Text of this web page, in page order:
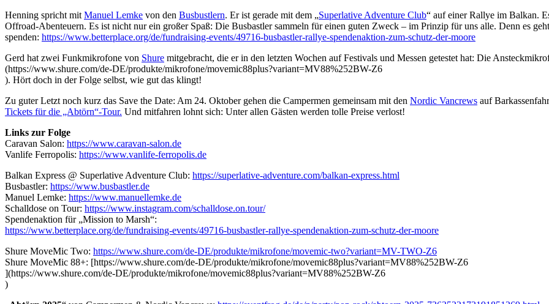
Henning spricht mit Manuel Lemke von den Busbustlern. Er ist gerade mit dem „Superlative Adventure Club“ auf einer Rallye im Balkan.
Offroad-Abenteuern. Es ist nicht nur ein großer Spaß: Die Busbastler sammeln für einen guten Zweck – im Prinzip für uns alle. Denn es
spenden: https://www.betterplace.org/de/fundraising-events/49716-busbastler-rallye-spendenaktion-zum-schutz-der-moore
Gerd hat zwei Funkmikrofone von Shure mitgebracht, die er in den letzten Wochen auf Festivals und Messen getestet hat: Die
(https://www.shure.com/de-DE/produkte/mikrofone/movemic88plus?variant=MV88%252BW-Z6
). Hört doch in der Folge selbst, wie gut das klingt!
Zu guter Letzt noch kurz das Save the Date: Am 24. Oktober gehen die Campermen gemeinsam mit den Nordic Vancrews auf
Tickets für die „Abtörn“-Tour. Und mitfahren lohnt sich: Unter allen Gästen werden tolle Preise verlost!
Links zur Folge
Caravan Salon: https://www.caravan-salon.de
Vanlife Ferropolis: https://www.vanlife-ferropolis.de
Balkan Express @ Superlative Adventure Club: https://superlative-adventure.com/balkan-express.html
Busbastler: https://www.busbastler.de
Manuel Lemke: https://www.manuellemke.de
Schalldose on Tour: https://www.instagram.com/schalldose.on.tour/
Spendenaktion für „Mission to Marsh“:
https://www.betterplace.org/de/fundraising-events/49716-busbastler-rallye-spendenaktion-zum-schutz-der-moore
Shure MoveMic Two: https://www.shure.com/de-DE/produkte/mikrofone/movemic-two?variant=MV-TWO-Z6
Shure MoveMic 88+: [https://www.shure.com/de-DE/produkte/mikrofone/movemic88plus?variant=MV88%252BW-Z6
](https://www.shure.com/de-DE/produkte/mikrofone/movemic88plus?variant=MV88%252BW-Z6
)